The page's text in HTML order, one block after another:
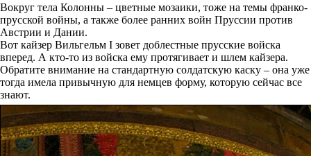
Вокруг тела Колонны – цветные мозаики, тоже на темы франко-
прусской войны, а также более ранних войн Пруссии против
Австрии и Дании.
Вот кайзер Вильгельм I зовет доблестные прусские войска
вперед. А кто-то из войска ему протягивает и шлем кайзера.
Обратите внимание на стандартную солдатскую каску – она уже
тогда имела привычную для немцев форму, которую сейчас все
знают.